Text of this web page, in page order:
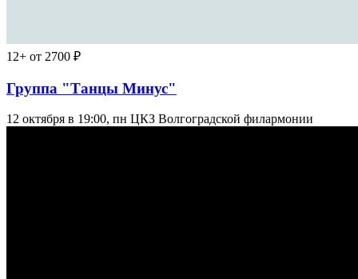
12+ от 2700 ₽
Группа "Танцы Минус"
12 октября в 19:00, пн ЦКЗ Волгоградской филармонии